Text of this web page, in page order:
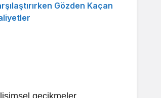
Gözden Kaçan